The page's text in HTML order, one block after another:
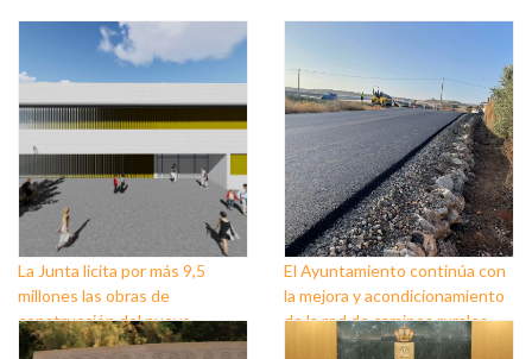
La Junta licita por más 9,5
millones las obras de
construcción del nuevo
instituto de Almerimar en El
El Ayuntamiento continúa con
la mejora y acondicionamiento
de la red de caminos rurales